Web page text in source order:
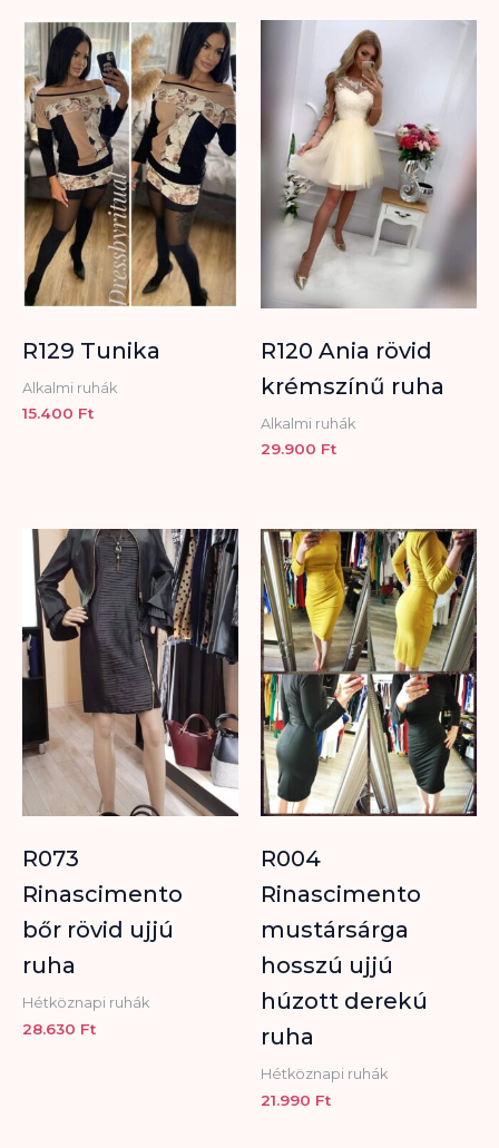
R129 Tunika
Alkalmi ruhák
15.400 Ft
R120 Ania rövid
krémszínű ruha
Alkalmi ruhák
29.900 Ft
R073
Rinascimento
bőr rövid ujjú
ruha
Hétköznapi ruhák
28.630 Ft
R004
Rinascimento
mustársárga
hosszú ujjú
húzott derekú
ruha
Hétköznapi ruhák
21.990 Ft